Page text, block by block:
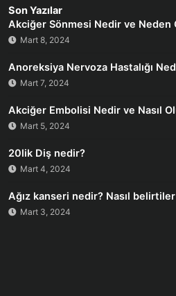
Son Yazılar
Akciğer Sönmesi Nedir ve Neden
Mart 8, 2024
Anoreksiya Nervoza Hastalığı
Mart 7, 2024
Akciğer Embolisi Nedir ve Nasıl
Mart 5, 2024
20lik Diş nedir?
Mart 4, 2024
Ağız kanseri nedir? Nasıl
Mart 3, 2024